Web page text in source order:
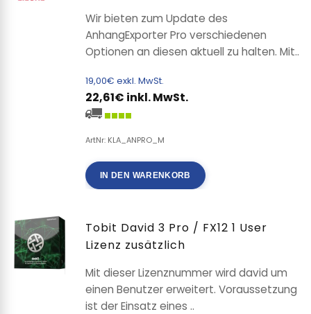
Wir bieten zum Update des
AnhangExporter Pro verschiedenen
Optionen an diesen aktuell zu halten. Mit..
19,00€ exkl. MwSt.
22,61€ inkl. MwSt.
ArtNr: KLA_ANPRO_M
IN DEN WARENKORB
Tobit David 3 Pro / FX12 1 User
Lizenz zusätzlich
Mit dieser Lizenznummer wird david um
einen Benutzer erweitert. Voraussetzung
ist der Einsatz eines ..